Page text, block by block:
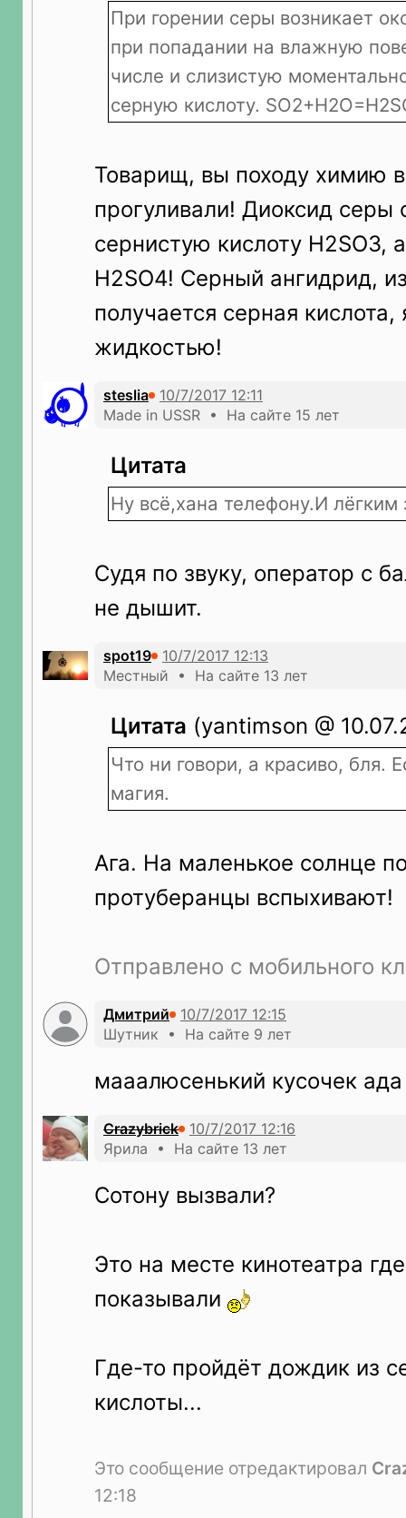
При горении серы возникает
при попадании на влажную
числе и слизистую
серную кислоту.
Товарищ, вы походу химию
прогуливали! Диоксид серы
сернистую кислоту H2SO3,
H2SO4! Серный ангидрид,
получается серная кислота,
жидкостью!
steslia
Made in USSR • На сайте 15 лет
Цитата
Ну всё,хана телефону.И лёгким
Судя по звуку, оператор с
не дышит.
spot19
Местный • На сайте 13 лет
Цитата (yantimson @
Что ни говори, а красиво, бля.
магия.
Ага. На маленькое солнце
протуберанцы вспыхивают!
Отправлено с мобильного
Дмитpий
Шутник • На сайте 9 лет
мааалюсенький кусочек
Crazybrick
Ярила • На сайте 13 лет
Сотону вызвали?
Это на месте кинотеатра
показывали
Где-то пройдёт дождик из
кислоты...
Это сообщение отредактировал
12:18